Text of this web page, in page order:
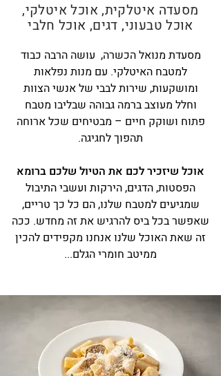
מסעדה איטלקית, אוכל איטלקי,
אוכל טבעוני, דגים, אוכל חלבי
מסעדת מנואל הכשרה, עושה הרבה כבוד
למטבח האיטלקי. עם מנות נפלאות
ומושקעות, שירות לבבי של אנשי הצוות
וחלל מעוצב ברמה גבוהה שבליבו מטבח
פתוח ושוקק חיים – מבטיחים שכל ארוחה
תהפוך לחגיגה.
אוכל שיזכיר לכם את הטיול שלכם ברומא
הפסטות, הדגים, הירקות ועשבי התיבול
שמגיעים למטבח שלנו, הם כל כך טריים,
שאפשר בכל ביס להרגיש את זה מחדש. ככה
זה שאת האוכל שלנו אנחנו מקפידים להכין
ממיטב חומרי הגלם...